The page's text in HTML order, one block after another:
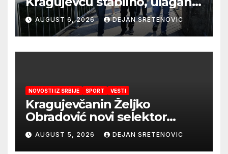
obezbedila sigurnije
snabdevanje
AUGUST 6, 2026 DEJAN SRETENOVIC
NOVOSTI IZ SRBIJE SPORT VESTI
Kragujevčanin Željko
Obradović novi selektor
Atletske reprezentacije Srbije
AUGUST 5, 2026 DEJAN SRETENOVIC